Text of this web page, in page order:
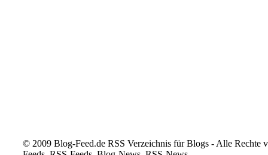
© 2009 Blog-Feed.de RSS Verzeichnis für Blogs - Alle Rechte